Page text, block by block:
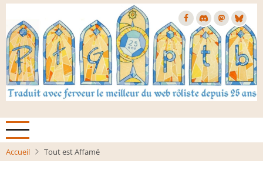
Aller
contenu
principal
Accueil Tout est Affamé